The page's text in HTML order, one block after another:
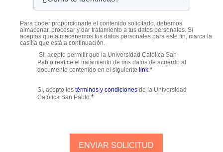
Para poder proporcionarte el contenido solicitado, debemos
almacenar, procesar y dar tratamiento a tus datos personales. Si
aceptas que almacenemos tus datos personales para este fin, marca la
casilla que está a continuación.
Sí, acepto permitir que la Universidad Católica San
Pablo realice el tratamiento de mis datos de acuerdo al
documento contenido en el siguiente link. *
Sí, acepto los términos y condicionesde la Universidad
Católica San Pablo. *